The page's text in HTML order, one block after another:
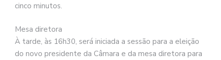
cinco minutos.
Mesa diretora
À tarde, às 16h30, será iniciada a sessão para a eleição
do novo presidente da Câmara e da mesa diretora para